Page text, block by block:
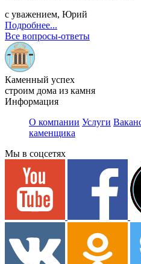
с уважением, Юрий
Подробнее...
Все вопросы-ответы
Каменный успех
строим дома из камня
Информация
О компании Услуги
каменщика
Мы в соцсетях